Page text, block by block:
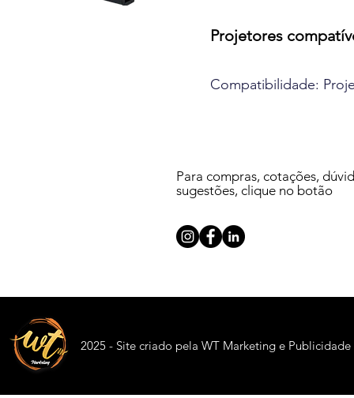
Projetores
Compatibilidade:
Para compras, cotações,
sugestões, clique no botão
2025 - Site criado pela WT Marketing e